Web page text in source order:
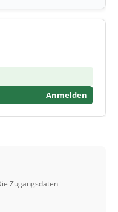
Anmelden
Zugangsdaten